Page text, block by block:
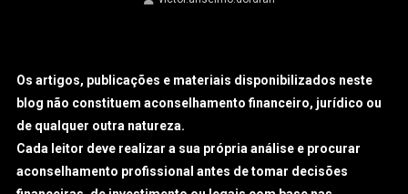
Os artigos, publicações e materiais disponibilizados neste
blog não constituem aconselhamento financeiro, jurídico ou
de qualquer outra natureza.
Cada leitor deve realizar a sua própria análise e procurar
aconselhamento profissional antes de tomar decisões